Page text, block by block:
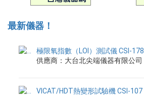
最新儀器！
極限氧指數（LOI）測試儀 CSI-178
供應商：大台北尖端儀器有限公司
VICAT/HDT熱變形試驗機 CSI-107